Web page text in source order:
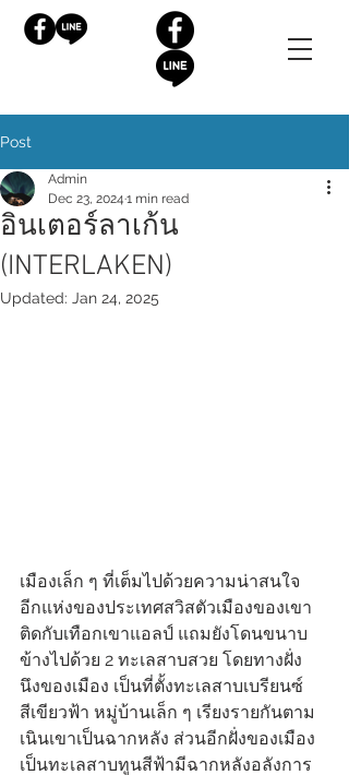
Post
อินเตอร์ลาเก้น
(INTERLAKEN)
Admin
Dec 23, 2024 1 min read
Updated: Jan 24, 2025
เมืองเล็ก ๆ ที่เต็มไปด้วยความน่าสนใจ
อีกแห่งของประเทศสวิสตัวเมืองของเขา
ติดกับเทือกเขาแอลป์ แถมยังโดนขนาบ
ข้างไปด้วย 2 ทะเลสาบสวย โดยทางฝั่ง
นึงของเมือง เป็นที่ตั้งทะเลสาบเบรียนซ์
สีเขียวฟ้า หมู่บ้านเล็ก ๆ เรียงรายกันตาม
เนินเขาเป็นฉากหลัง ส่วนอีกฝั่งของเมือง
เป็นทะเลสาบทูนสีฟ้ามีฉากหลังอลังการ